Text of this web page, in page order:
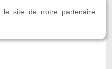
le site de notre partenaire